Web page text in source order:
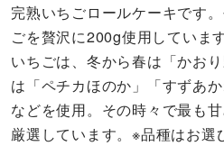
完熟いちごロールケーキです
ごを贅沢に200g使用しています
いちごは、冬から春は「かお
は「ペチカほのか」「すずあ
などを使用。その時々で最も
厳選しています。※品種はお選